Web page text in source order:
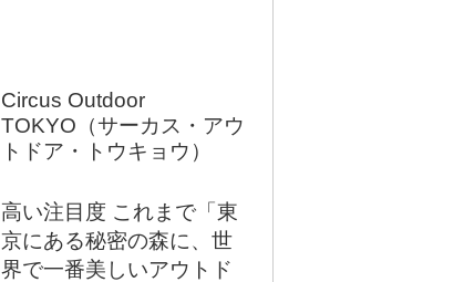
Circus Outdoor
TOKYO（サーカス・アウ
トドア・トウキョウ）
高い注目度 これまで「東
京にある秘密の森に、世
界で一番美しいアウトド